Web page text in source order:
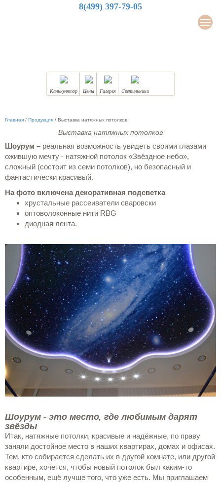
8(499) 397-79-05
Калькулятор Цены Галерея Светильники
Главная / Продукция / Выставка натяжных потолков
Выставка натяжных потолков
Шоурум – реальная возможность увидеть своими глазами
ожившую мечту - натяжной потолок «Звёздное небо»,
сложный (состоит из семи потолков), но безопасный и
фантастически красивый.
На фото включена декоративная подсветка
хрустальные рассеиватели сваровски
оптоволоконные нити RBG
диодная лента.
Шоурум - это место, где любимым дарят
звёзды
Итак, натяжные потолки, красивые и надёжные, по праву
заняли достойное место в наших квартирах, домах и офисах.
Тем, кто собирается сделать их в другой комнате, или другой
квартире, хочется, чтобы новый потолок был каким-то
особенным, ещё лучше того, что уже есть. Мы приглашаем